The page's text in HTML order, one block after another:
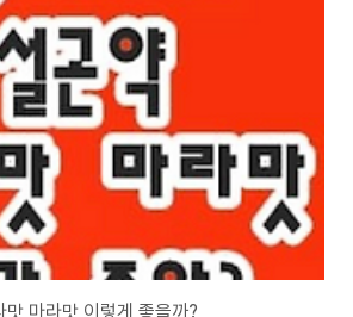
마라맛 이렇게 좋을까?